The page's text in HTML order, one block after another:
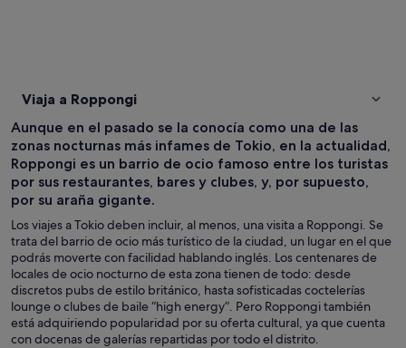
Viaja a Roppongi
Aunque en el pasado se la conocía como una de las
zonas nocturnas más infames de Tokio, en la actualidad,
Roppongi es un barrio de ocio famoso entre los turistas
por sus restaurantes, bares y clubes, y, por supuesto,
por su araña gigante.
Los viajes a Tokio deben incluir, al menos, una visita a Roppongi. Se
trata del barrio de ocio más turístico de la ciudad, un lugar en el que
podrás moverte con facilidad hablando inglés. Los centenares de
locales de ocio nocturno de esta zona tienen de todo: desde
discretos pubs de estilo británico, hasta sofisticadas coctelerías
lounge o clubes de baile “high energy”. Pero Roppongi también
está adquiriendo popularidad por su oferta cultural, ya que cuenta
con docenas de galerías repartidas por todo el distrito.